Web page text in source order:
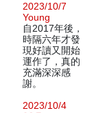
2023/10/7
Young
自2017年後，
時隔六年才發
現好讀又開始
運作了，真的
充滿深深感
謝。
2023/10/4